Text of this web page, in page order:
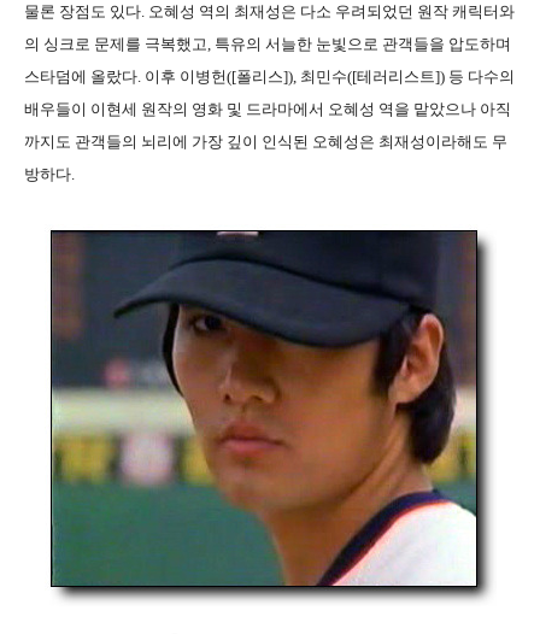
물론 장점도 있다. 오혜성 역의 최재성은 다소 우려되었던 원작 캐릭터와
의 싱크로 문제를 극복했고, 특유의 서늘한 눈빛으로 관객들을 압도하며
스타덤에 올랐다. 이후 이병헌([폴리스]), 최민수([테러리스트]) 등 다수의
배우들이 이현세 원작의 영화 및 드라마에서 오혜성 역을 맡았으나 아직
까지도 관객들의 뇌리에 가장 깊이 인식된 오혜성은 최재성이라해도 무
방하다.